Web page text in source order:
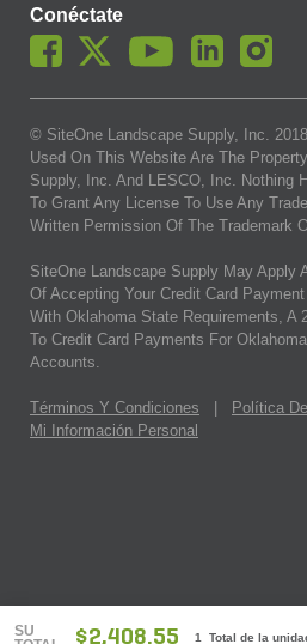
SU
$2,408.55 1 Total de la
Conéctate
© SiteOne Landscape Supply, Inc.
Used On This Website Are The
Supply, Inc. And LESCO, Inc. Nothing
To Grant Any License To Use Any
Written Permission Of The Trademark
SiteOne Landscape Supply May Apply
Of Accepting Your Credit Card
With Oklahoma State Requirements, A
To Credit Card Payments For
Accounts.
Términos Y Condiciones Política
Mi Información Personal